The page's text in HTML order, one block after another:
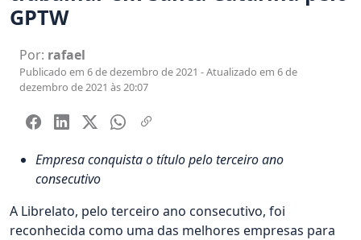
GPTW
Por: rafael
Publicado em 6 de dezembro de 2021 - Atualizado em 6 de
dezembro de 2021 às 20:07
Empresa conquista o título pelo terceiro ano
consecutivo
A Librelato, pelo terceiro ano consecutivo, foi
reconhecida como uma das melhores empresas para